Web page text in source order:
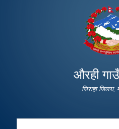
main
content
औरही
सिराहा
Search